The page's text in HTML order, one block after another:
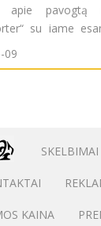
pavogtą
su jame
ikiteisminis
09
SKELBIMAI
KAINA